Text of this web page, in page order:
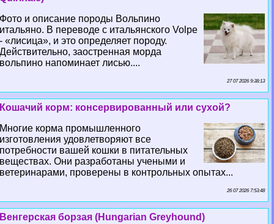
Фото и описание породы Вольпино
итальяно. В переводе с итальянского Volpe
- «лисица», и это определяет породу.
Действительно, заостренная морда
вольпино напоминает лисью....
27 07 2026 9:38:13
Кошачий корм: консервированный или сухой?
Многие корма промышленного
изготовления удовлетворяют все
потребности вашей кошки в питательных
веществах. Они разработаны учеными и
ветеринарами, проверены в контрольных опытах...
26 07 2026 7:53:48
Венгерская борзая (Hungarian Greyhound)